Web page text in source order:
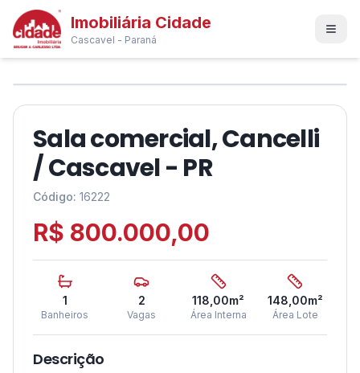
Imobiliária Cidade
Cascavel - Paraná
❮ ❯
1/3
Sala comercial, Cancelli
/ Cascavel - PR
Código: 16222
R$ 800.000,00
1
Banheiros
2
Vagas
118,00m²
Área Interna
148,00m²
Área Lote
Descrição